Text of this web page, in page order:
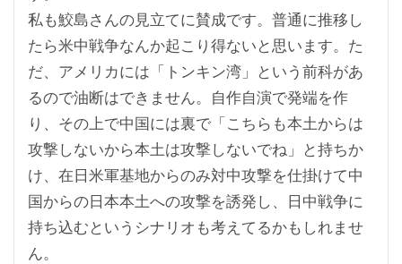
私も鮫島さんの見立てに賛成です。普通に推移し
たら米中戦争なんか起こり得ないと思います。た
だ、アメリカには「トンキン湾」という前科があ
るので油断はできません。自作自演で発端を作
り、その上で中国には裏で「こちらも本土からは
攻撃しないから本土は攻撃しないでね」と持ちか
け、在日米軍基地からのみ対中攻撃を仕掛けて中
国からの日本本土への攻撃を誘発し、日中戦争に
持ち込むというシナリオも考えてるかもしれませ
ん。